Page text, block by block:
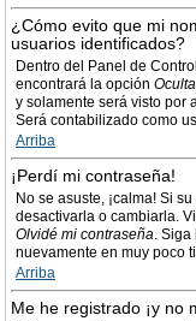
¿Cómo evito que mi
usuarios identificados?
Dentro del Panel de
encontrará la opción
y solamente será visto por
Será contabilizado como
Arriba
¡Perdí mi contraseña!
No se asuste, ¡calma! Si
desactivarla o cambiarla.
Olvidé mi contraseña. Siga
nuevamente en muy poco
Arriba
Me he registrado ¡y no